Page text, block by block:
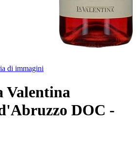
di immagini
Valentina
DOC -